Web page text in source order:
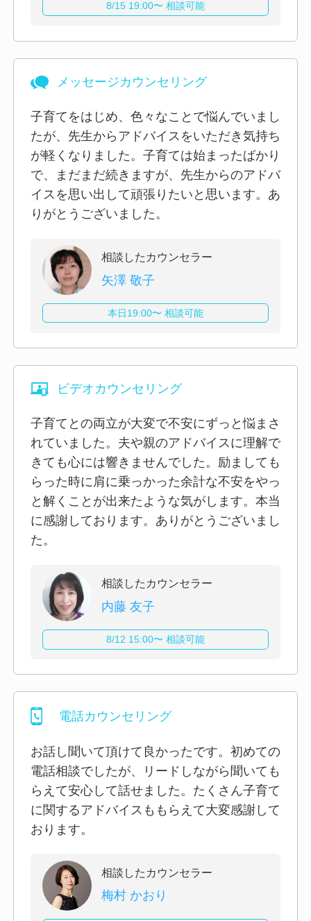
8/15 19:00〜 相談可能
メッセージカウンセリング
子育てをはじめ、色々なことで悩んでいまし
たが、先生からアドバイスをいただき気持ち
が軽くなりました。子育ては始まったばかり
で、まだまだ続きますが、先生からのアドバ
イスを思い出して頑張りたいと思います。あ
りがとうございました。
相談したカウンセラー
矢澤 敬子
本日19:00〜 相談可能
ビデオカウンセリング
子育てとの両立が大変で不安にずっと悩まさ
れていました。夫や親のアドバイスに理解で
きても心には響きませんでした。励ましても
らった時に肩に乗っかった余計な不安をやっ
と解くことが出来たような気がします。本当
に感謝しております。ありがとうございまし
た。
相談したカウンセラー
内藤 友子
8/12 15:00〜 相談可能
電話カウンセリング
お話し聞いて頂けて良かったです。初めての
電話相談でしたが、リードしながら聞いても
らえて安心して話せました。たくさん子育て
に関するアドバイスももらえて大変感謝して
おります。
相談したカウンセラー
梅村 かおり